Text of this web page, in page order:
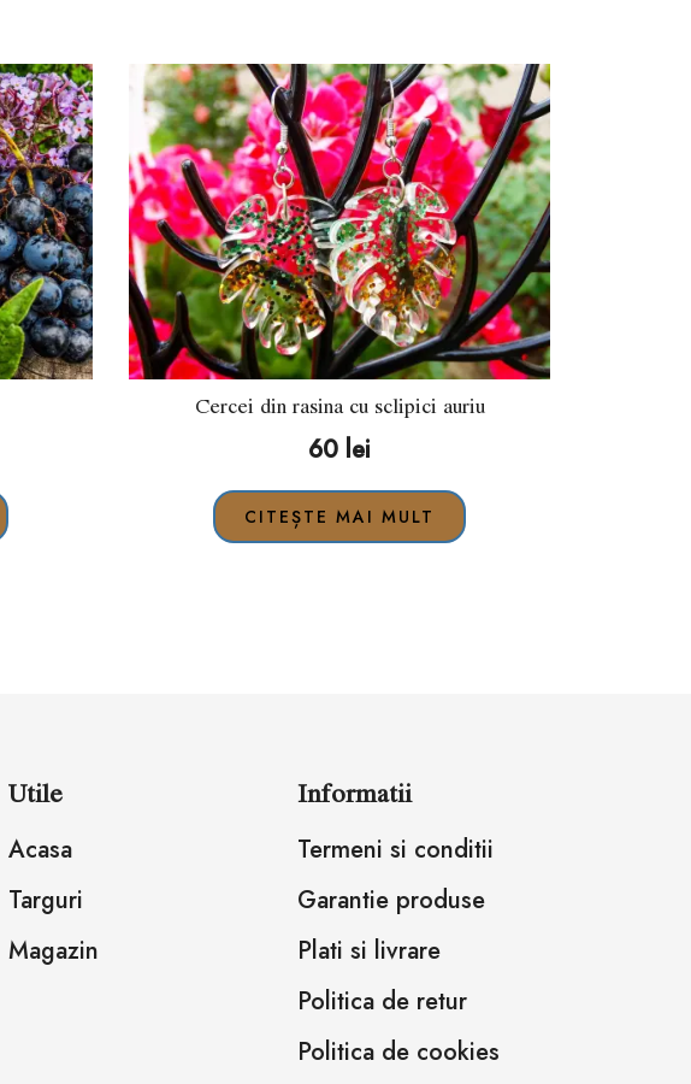
Cercei din rasina cu sclipici auriu
60 lei
CITEȘTE MAI MULT
Utile
Acasa
Targuri
Magazin
Informatii
Termeni si conditii
Garantie produse
Plati si livrare
Politica de retur
Politica de cookies